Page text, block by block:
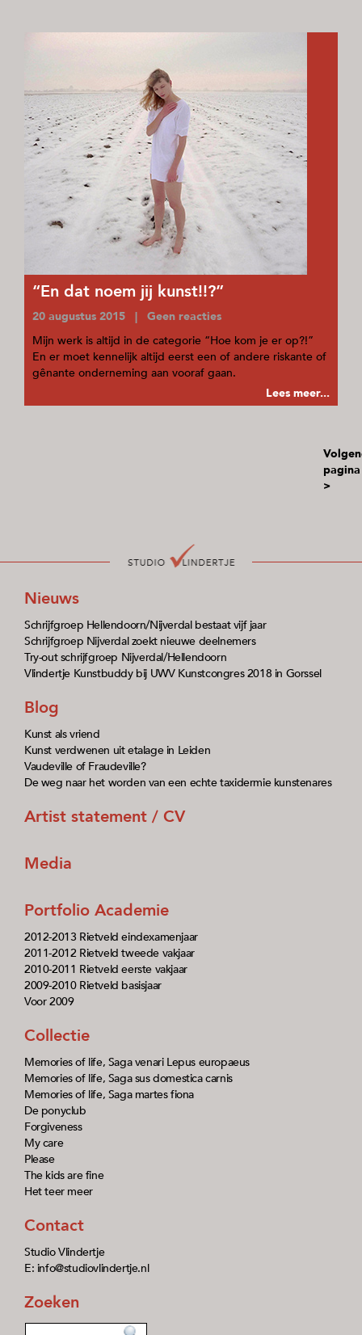
“En dat noem jij kunst!!?”
20 augustus 2015 | Geen reacties
Mijn werk is altijd in de categorie “Hoe kom je er op?!”
En er moet kennelijk altijd eerst een of andere riskante of
gênante onderneming aan vooraf gaan.
Lees meer...
pagina
>
Nieuws
Schrijfgroep Hellendoorn/Nijverdal bestaat vijf jaar
Schrijfgroep Nijverdal zoekt nieuwe deelnemers
Try-out schrijfgroep Nijverdal/Hellendoorn
Vlindertje Kunstbuddy bij UWV Kunstcongres 2018 in Gorssel
Blog
Kunst als vriend
Kunst verdwenen uit etalage in Leiden
Vaudeville of Fraudeville?
De weg naar het worden van een echte taxidermie kunstenares
Artist statement / CV
Media
Portfolio Academie
2012-2013 Rietveld eindexamenjaar
2011-2012 Rietveld tweede vakjaar
2010-2011 Rietveld eerste vakjaar
2009-2010 Rietveld basisjaar
Voor 2009
Collectie
Memories of life, Saga venari Lepus europaeus
Memories of life, Saga sus domestica carnis
Memories of life, Saga martes fiona
De ponyclub
Forgiveness
My care
Please
The kids are fine
Het teer meer
Contact
Studio Vlindertje
E: info@studiovlindertje.nl
Zoeken